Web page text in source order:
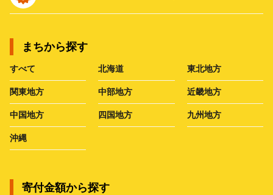
まちから探す
すべて 北海道 東北地方
関東地方 中部地方 近畿地方
中国地方 四国地方 九州地方
沖縄
寄付金額から探す